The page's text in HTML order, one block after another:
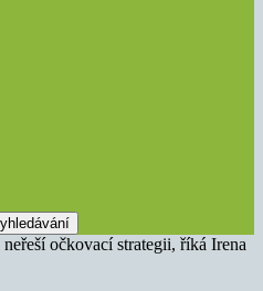
očkovací strategii, říká Irena